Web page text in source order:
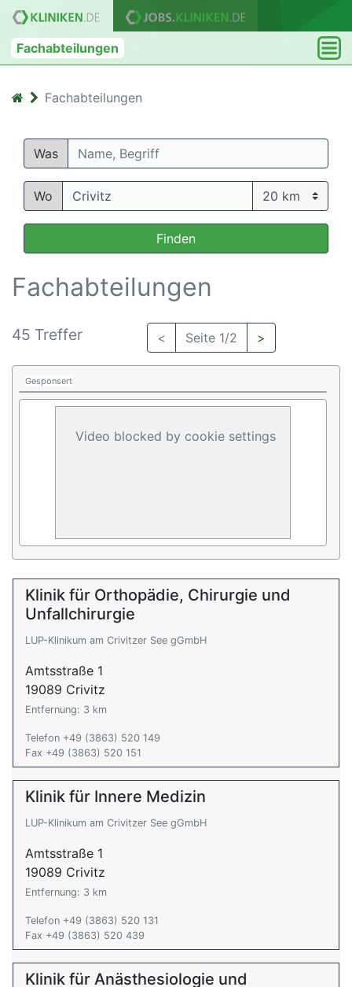
Fachabteilungen
Fachabteilungen
Was
Wo
Finden
Fachabteilungen
45 Treffer < Seite 1/2 >
Gesponsert
Video blocked by cookie settings
Klinik für Orthopädie, Chirurgie und
Unfallchirurgie
LUP-Klinikum am Crivitzer See gGmbH
Amtsstraße 1
19089 Crivitz
Entfernung: 3 km
Telefon +49 (3863) 520 149
Fax +49 (3863) 520 151
Klinik für Innere Medizin
LUP-Klinikum am Crivitzer See gGmbH
Amtsstraße 1
19089 Crivitz
Entfernung: 3 km
Telefon +49 (3863) 520 131
Fax +49 (3863) 520 439
Klinik für Anästhesiologie und